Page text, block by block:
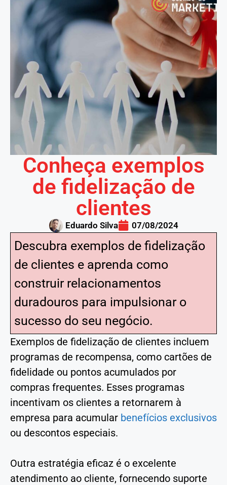
Conheça exemplos
de fidelização de
clientes
Eduardo Silva 07/08/2024
Descubra exemplos de fidelização
de clientes e aprenda como
construir relacionamentos
duradouros para impulsionar o
sucesso do seu negócio.
Exemplos de fidelização de clientes incluem
programas de recompensa, como cartões de
fidelidade ou pontos acumulados por
compras frequentes. Esses programas
incentivam os clientes a retornarem à
empresa para acumular benefícios exclusivos
ou descontos especiais.
Outra estratégia eficaz é o excelente
atendimento ao cliente, fornecendo suporte